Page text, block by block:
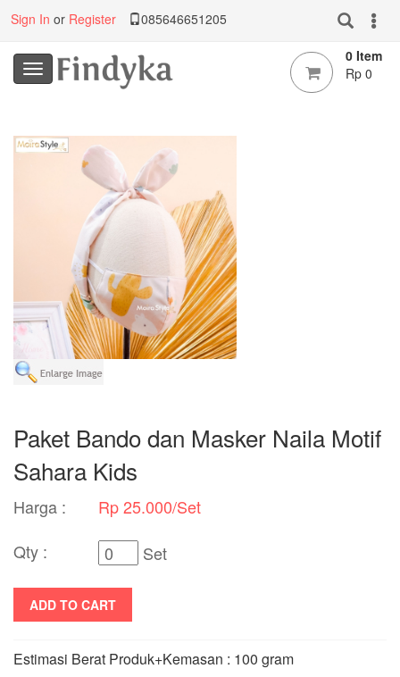
Sign In or Register 085646651205
0 Item
Rp 0
Paket Bando dan Masker Naila Motif
Sahara Kids
Harga :
Rp 25.000/Set
Qty :
Set
ADD TO CART
Estimasi Berat Produk+Kemasan : 100 gram